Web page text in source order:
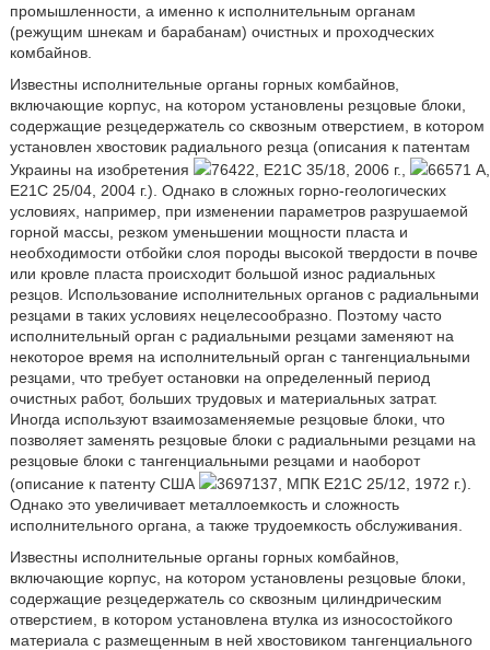
промышленности, а именно к исполнительным органам
(режущим шнекам и барабанам) очистных и проходческих
комбайнов.
Известны исполнительные органы горных комбайнов,
включающие корпус, на котором установлены резцовые блоки,
содержащие резцедержатель со сквозным отверстием, в котором
установлен хвостовик радиального резца (описания к патентам
Украины на изобретения
76422, E21C 35/18, 2006 г.,
66571 A,
E21C 25/04, 2004 г.). Однако в сложных горно-геологических
условиях, например, при изменении параметров разрушаемой
горной массы, резком уменьшении мощности пласта и
необходимости отбойки слоя породы высокой твердости в почве
или кровле пласта происходит большой износ радиальных
резцов. Использование исполнительных органов с радиальными
резцами в таких условиях нецелесообразно. Поэтому часто
исполнительный орган с радиальными резцами заменяют на
некоторое время на исполнительный орган с тангенциальными
резцами, что требует остановки на определенный период
очистных работ, больших трудовых и материальных затрат.
Иногда используют взаимозаменяемые резцовые блоки, что
позволяет заменять резцовые блоки с радиальными резцами на
резцовые блоки с тангенциальными резцами и наоборот
(описание к патенту США
3697137, МПК E21C 25/12, 1972 г.).
Однако это увеличивает металлоемкость и сложность
исполнительного органа, а также трудоемкость обслуживания.
Известны исполнительные органы горных комбайнов,
включающие корпус, на котором установлены резцовые блоки,
содержащие резцедержатель со сквозным цилиндрическим
отверстием, в котором установлена втулка из износостойкого
материала с размещенным в ней хвостовиком тангенциального